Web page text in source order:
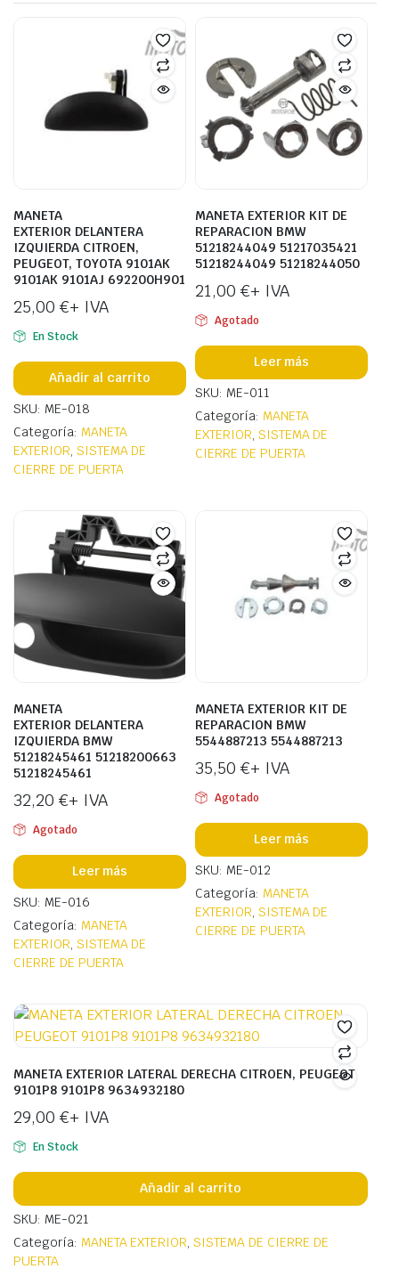
MANETA
EXTERIOR DELANTERA
IZQUIERDA CITROEN,
PEUGEOT, TOYOTA 9101AK
9101AK 9101AJ 692200H901
25,00 €+ IVA
En Stock
Añadir al carrito
SKU: ME-018
Categoría: MANETA
EXTERIOR, SISTEMA DE
CIERRE DE PUERTA
MANETA EXTERIOR KIT DE
REPARACION BMW
51218244049 51217035421
51218244049 51218244050
21,00 €+ IVA
Agotado
Leer más
SKU: ME-011
Categoría: MANETA
EXTERIOR, SISTEMA DE
CIERRE DE PUERTA
MANETA
EXTERIOR DELANTERA
IZQUIERDA BMW
51218245461 51218200663
51218245461
32,20 €+ IVA
Agotado
Leer más
SKU: ME-016
Categoría: MANETA
EXTERIOR, SISTEMA DE
CIERRE DE PUERTA
MANETA EXTERIOR KIT DE
REPARACION BMW
5544887213 5544887213
35,50 €+ IVA
Agotado
Leer más
SKU: ME-012
Categoría: MANETA
EXTERIOR, SISTEMA DE
CIERRE DE PUERTA
MANETA EXTERIOR LATERAL DERECHA CITROEN, PEUGEOT
9101P8 9101P8 9634932180
29,00 €+ IVA
En Stock
Añadir al carrito
SKU: ME-021
Categoría: MANETA EXTERIOR,SISTEMA DE CIERRE DE
PUERTA